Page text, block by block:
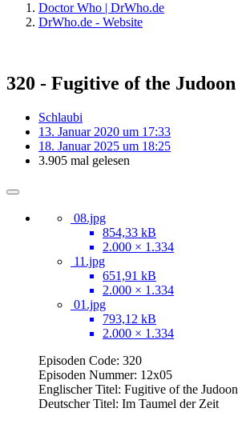
Doctor Who | DrWho.de
DrWho.de - Website
320 - Fugitive of the Judoon
Schlaubi
13. Januar 2020 um 17:33
18. Januar 2025 um 18:25
3.905 mal gelesen
08.jpg
854,33 kB
2.000 × 1.334
11.jpg
651,91 kB
2.000 × 1.334
01.jpg
793,12 kB
2.000 × 1.334
Episoden Code: 320
Episoden Nummer: 12x05
Englischer Titel: Fugitive of the Judoon
Deutscher Titel: Im Taumel der Zeit